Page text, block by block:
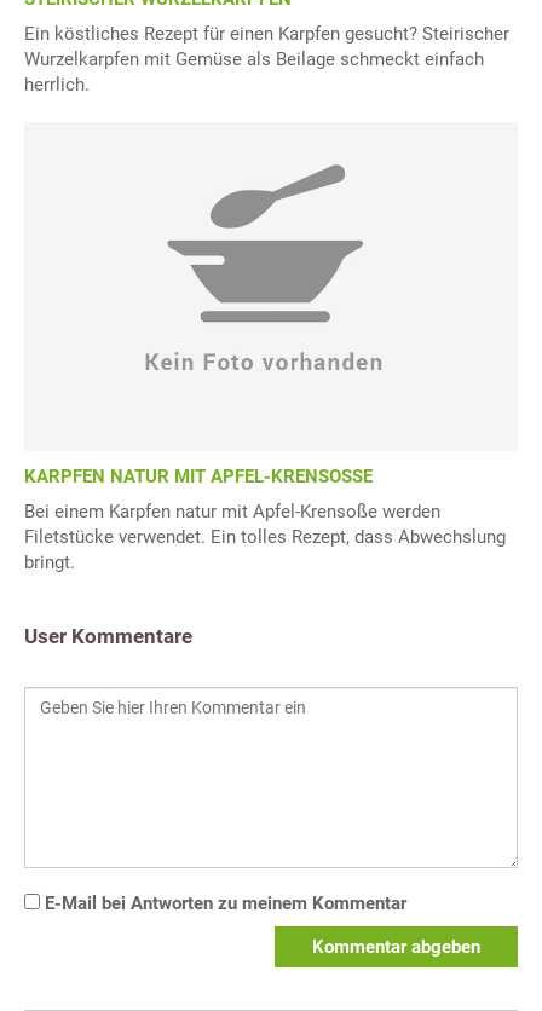
Ein köstliches Rezept für einen Karpfen gesucht? Steirischer
Wurzelkarpfen mit Gemüse als Beilage schmeckt einfach
herrlich.
KARPFEN NATUR MIT APFEL-KRENSOSSE
Bei einem Karpfen natur mit Apfel-Krensoße werden
Filetstücke verwendet. Ein tolles Rezept, dass Abwechslung
bringt.
User Kommentare
E-Mail bei Antworten zu meinem Kommentar
Kommentar abgeben